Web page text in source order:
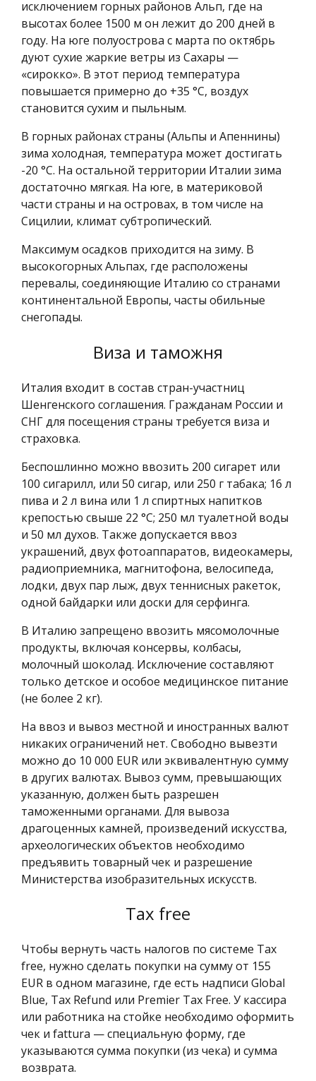
исключением горных районов Альп, где на
высотах более 1500 м он лежит до 200 дней в
году. На юге полуострова с марта по октябрь
дуют сухие жаркие ветры из Сахары —
«сирокко». В этот период температура
повышается примерно до +35 °C, воздух
становится сухим и пыльным.
В горных районах страны (Альпы и Апеннины)
зима холодная, температура может достигать
-20 °C. На остальной территории Италии зима
достаточно мягкая. На юге, в материковой
части страны и на островах, в том числе на
Сицилии, климат субтропический.
Максимум осадков приходится на зиму. В
высокогорных Альпах, где расположены
перевалы, соединяющие Италию со странами
континентальной Европы, часты обильные
снегопады.
Виза и таможня
Италия входит в состав стран-участниц
Шенгенского соглашения. Гражданам России и
СНГ для посещения страны требуется виза и
страховка.
Беспошлинно можно ввозить 200 сигарет или
100 сигарилл, или 50 сигар, или 250 г табака; 16 л
пива и 2 л вина или 1 л спиртных напитков
крепостью свыше 22 °C; 250 мл туалетной воды
и 50 мл духов. Также допускается ввоз
украшений, двух фотоаппаратов, видеокамеры,
радиоприемника, магнитофона, велосипеда,
лодки, двух пар лыж, двух теннисных ракеток,
одной байдарки или доски для серфинга.
В Италию запрещено ввозить мясомолочные
продукты, включая консервы, колбасы,
молочный шоколад. Исключение составляют
только детское и особое медицинское питание
(не более 2 кг).
На ввоз и вывоз местной и иностранных валют
никаких ограничений нет. Свободно вывезти
можно до 10 000 EUR или эквивалентную сумму
в других валютах. Вывоз сумм, превышающих
указанную, должен быть разрешен
таможенными органами. Для вывоза
драгоценных камней, произведений искусства,
археологических объектов необходимо
предъявить товарный чек и разрешение
Министерства изобразительных искусств.
Tax free
Чтобы вернуть часть налогов по системе Tax
free, нужно сделать покупки на сумму от 155
EUR в одном магазине, где есть надписи Global
Blue, Tax Refund или Premier Tax Free. У кассира
или работника на стойке необходимо оформить
чек и fattura — специальную форму, где
указываются сумма покупки (из чека) и сумма
возврата.